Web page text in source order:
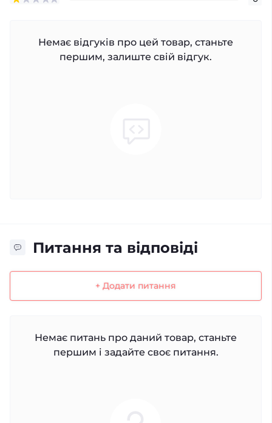
Немає відгуків про цей товар, станьте
першим, залиште свій відгук.
Питання та відповіді
+ Додати питання
Немає питань про даний товар, станьте
першим і задайте своє питання.